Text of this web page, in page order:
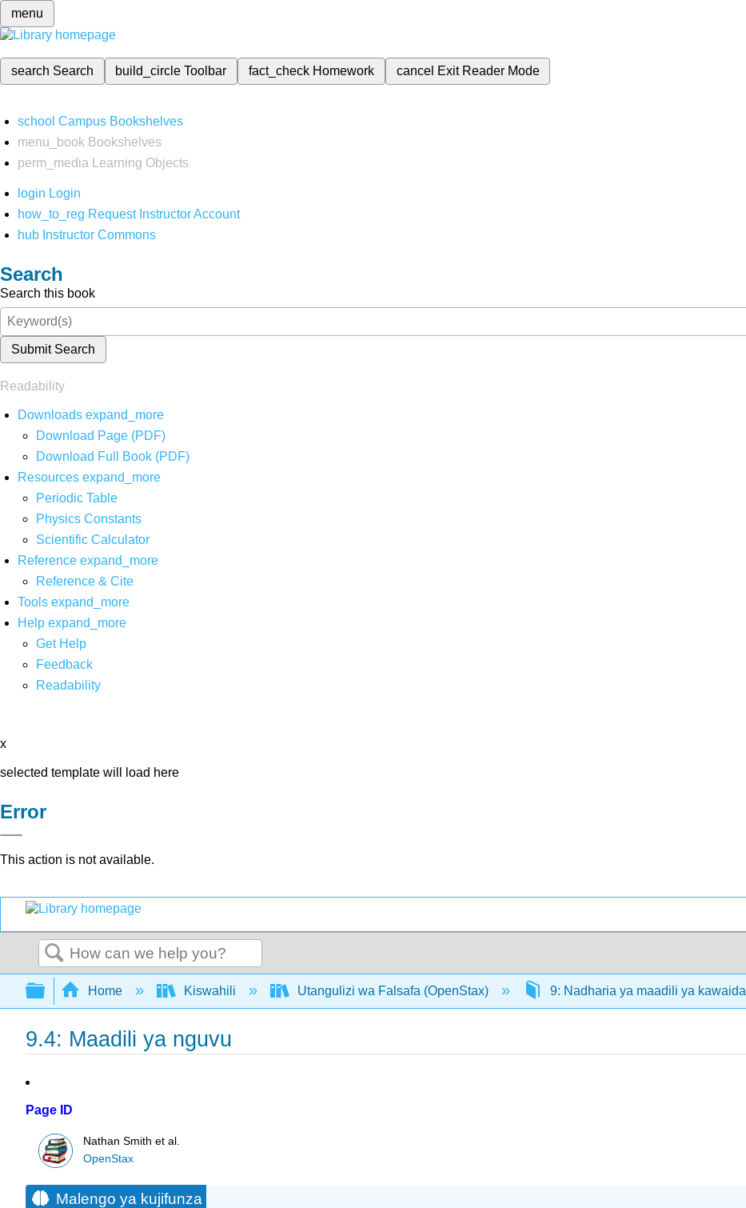
menu
search Search build_circleToolbar fact_check Homework cancel Exit Reader Mode
school Campus Bookshelves
menu_book Bookshelves
perm_media
Learning Objects
login Login
how_to_reg Request Instructor Account
hub Instructor Commons
Search
Search this book
Submit Search
Readability
Downloads expand_more
Download Page (PDF)
Download Full Book (PDF)
Resources expand_more
Periodic Table
Physics Constants
Scientific Calculator
Reference expand_more
Reference & Cite
Tools expand_more
Help expand_more
Get Help
Feedback
Readability
x
selected template will load here
Error
This action is not available.
Search
Expand/collapse global hierarchy
Home Kiswahili Utangulizi wa Falsafa (OpenStax) 9: Nadharia ya maadili ya kawaida
9.4: Maadili ya nguvu
Page ID
Nathan Smith et al.
OpenStax
Malengo ya kujifunza